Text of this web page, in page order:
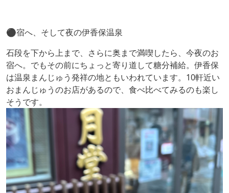
⚫️宿へ、そして夜の伊香保温泉
石段を下から上まで、さらに奥まで満喫したら、今夜のお
宿へ。でもその前にちょっと寄り道して糖分補給。伊香保
は温泉まんじゅう発祥の地ともいわれています。10軒近い
おまんじゅうのお店があるので、食べ比べてみるのも楽し
そうです。